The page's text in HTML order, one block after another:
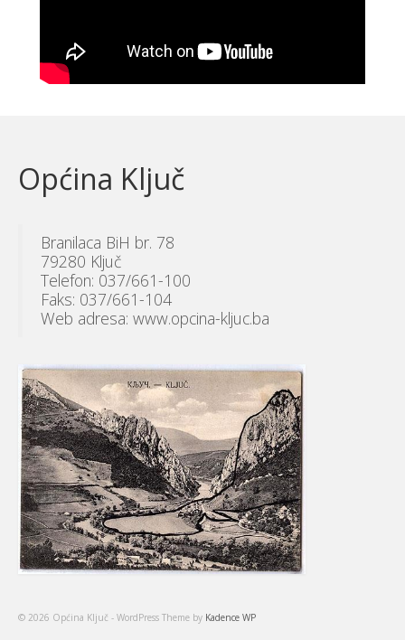
Općina Ključ
Branilaca BiH br. 78
79280 Ključ
Telefon: 037/661-100
Faks: 037/661-104
Web adresa: www.opcina-kljuc.ba
© 2026 Općina Ključ - WordPress Theme by Kadence WP